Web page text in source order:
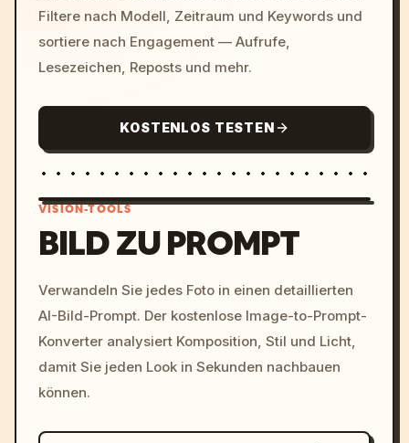
Filtere nach Modell, Zeitraum und Keywords und
sortiere nach Engagement — Aufrufe,
Lesezeichen, Reposts und mehr.
KOSTENLOS TESTEN
c, cyberpunk sunset, neon
colors, 8k --v 6.0
VISION-TOOLS
BILD ZU PROMPT
Verwandeln Sie jedes Foto in einen detaillierten
AI-Bild-Prompt. Der kostenlose Image-to-Prompt-
Konverter analysiert Komposition, Stil und Licht,
damit Sie jeden Look in Sekunden nachbauen
können.